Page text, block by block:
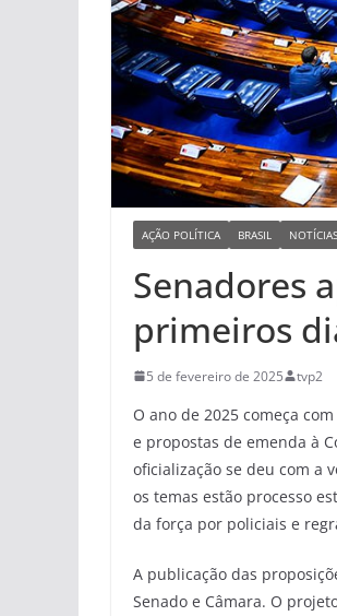
AÇÃO POLÍTICA BRASIL NOTÍCIAS
Senadores
primeiros
5 de fevereiro de 2025 tvp2
O ano de 2025 começa
e propostas de emenda à
oficialização se deu com a
os temas estão processo
da força por policiais e
A publicação das
Senado e Câmara. O